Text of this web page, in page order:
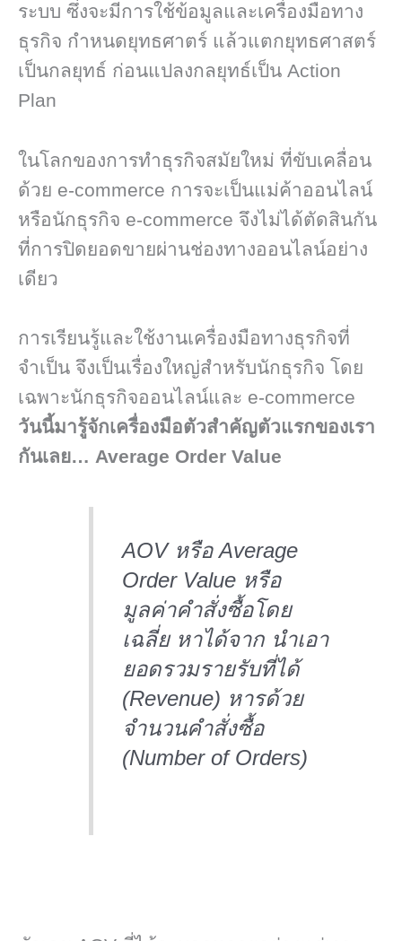
ระบบ ซึ่งจะมีการใช้ข้อมูลและเครื่องมือทาง
ธุรกิจ กำหนดยุทธศาตร์ แล้วแตกยุทธศาสตร์
เป็นกลยุทธ์ ก่อนแปลงกลยุทธ์เป็น Action
Plan
ในโลกของการทำธุรกิจสมัยใหม่ ที่ขับเคลื่อน
ด้วย e-commerce การจะเป็นแม่ค้าออนไลน์
หรือนักธุรกิจ e-commerce จึงไม่ได้ตัดสินกัน
ที่การปิดยอดขายผ่านช่องทางออนไลน์อย่าง
เดียว
การเรียนรู้และใช้งานเครื่องมือทางธุรกิจที่
จำเป็น จึงเป็นเรื่องใหญ่สำหรับนักธุรกิจ โดย
เฉพาะนักธุรกิจออนไลน์และ e-commerce
วันนี้มารู้จักเครื่องมือตัวสำคัญตัวแรกของเรา
กันเลย… Average Order Value
AOV หรือ Average
Order Value หรือ
มูลค่าคำสั่งซื้อโดย
เฉลี่ย หาได้จาก นำเอา
ยอดรวมรายรับที่ได้
(Revenue) หารด้วย
จำนวนคำสั่งซื้อ
(Number of Orders)